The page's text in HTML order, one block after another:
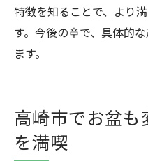
特徴を知ることで、より
す。今後の章で、具体的
ます。
高崎市でお盆
を満喫